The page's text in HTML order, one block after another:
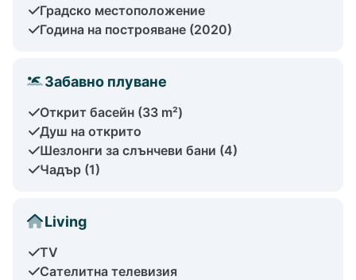
Градско местоположение
Година на построяване (2020)
Забавно плуване
Открит басейн (33 m²)
Душ на открито
Шезлонги за слънчеви бани (4)
Чадър (1)
Living
TV
Сателитна телевизия